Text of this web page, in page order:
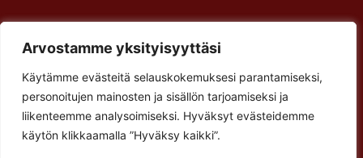
Arvostamme yksityisyyttäsi
Käytämme evästeitä selauskokemuksesi parantamiseksi,
personoitujen mainosten ja sisällön tarjoamiseksi ja
liikenteemme analysoimiseksi. Hyväksyt evästeidemme
käytön klikkaamalla ”Hyväksy kaikki”.
Arvostamme yksityisyyttäsi
Käytämme evästeitä selauskokemuksesi parantamiseksi,
personoitujen mainosten ja sisällön tarjoamiseksi ja
liikenteemme analysoimiseksi. Hyväksyt evästeidemme
käytön klikkaamalla ”Hyväksy kaikki”.
Korventie 64
Paalijärvi
Käyntiosoite:
Verstastie 3
62900 Alajärvi